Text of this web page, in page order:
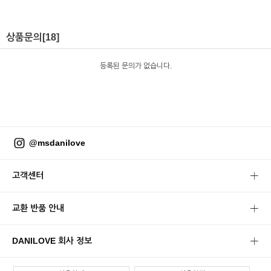
상품문의 [18]
등록된 문의가 없습니다.
@msdanilove
고객센터
교환 반품 안내
DANILOVE 회사 정보